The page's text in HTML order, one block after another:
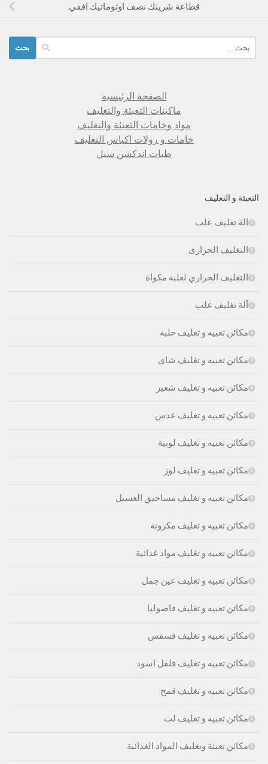
قطاعة شرينك نصف اوتوماتيك افقي
عن:
الصفحة الرئيسية
ماكينات التعبئة والتغليف
مواد وخامات التعبئة والتغليف
خامات و رولات اكياس التغليف
طبات اندكشن سيل
التعبئة و التغليف
الة تغليف علب
التغليف الحرارى
التغليف الحراري لعلبة مكواة
آلة تغليف علب
مكائن تعبيه و تغليف حلبه
مكائن تعبيه و تغليف شاى
مكائن تعبيه و تغليف شعير
مكائن تعبيه و تغليف عدس
مكائن تعبيه و تغليف لوبية
مكائن تعبيه و تغليف لوز
مكائن تعبيه و تغليف مساحيق الغسيل
مكائن تعبيه و تغليف مكرونة
مكائن تعبيه و تغليف مواد غذائية
مكائن تعبيه و تغليف عين جمل
مكائن تعبيه و تغليف فاصوليا
مكائن تعبيه و تغليف فسفس
مكائن تعبيه و تغليف فلفل اسود
مكائن تعبيه و تغليف قمح
مكائن تعبيه و تغليف لب
مكائن تعبئة وتغليف المواد الغذائية